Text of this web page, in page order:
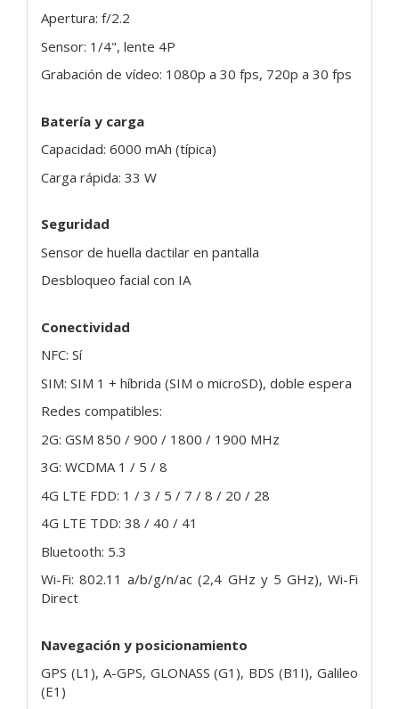
Apertura: f/2.2
Sensor: 1/4", lente 4P
Grabación de vídeo: 1080p a 30 fps, 720p a 30 fps
Batería y carga
Capacidad: 6000 mAh (típica)
Carga rápida: 33 W
Seguridad
Sensor de huella dactilar en pantalla
Desbloqueo facial con IA
Conectividad
NFC: Sí
SIM: SIM 1 + híbrida (SIM o microSD), doble espera
Redes compatibles:
2G: GSM 850 / 900 / 1800 / 1900 MHz
3G: WCDMA 1 / 5 / 8
4G LTE FDD: 1 / 3 / 5 / 7 / 8 / 20 / 28
4G LTE TDD: 38 / 40 / 41
Bluetooth: 5.3
Wi-Fi: 802.11 a/b/g/n/ac (2,4 GHz y 5 GHz), Wi-Fi
Direct
Navegación y posicionamiento
GPS (L1), A-GPS, GLONASS (G1), BDS (B1I), Galileo
(E1)